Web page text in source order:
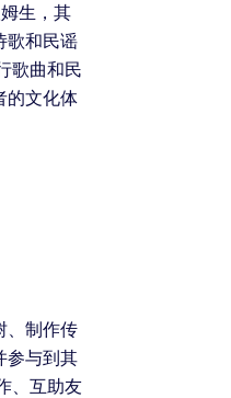
生，其
歌和民谣
歌曲和民
的文化体
、制作传
参与到其
、互助友